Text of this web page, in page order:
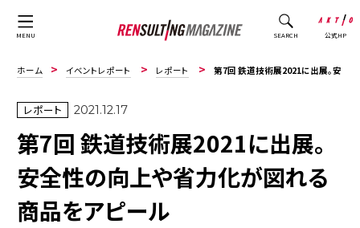
MENU SEARCH 公式HP
ホーム イベントレポート レポート 第7回 鉄道技術展2021に出展。安全性の向上や省力化が図れる商品をアピール
レポート 2021.12.17
第7回 鉄道技術展2021に出展。
安全性の向上や省力化が図れる
商品をアピール